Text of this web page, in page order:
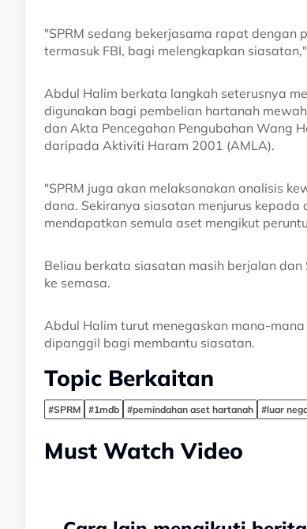
"SPRM sedang bekerjasama rapat
termasuk FBI, bagi melengkapkan
Abdul Halim berkata langkah seterusnya
digunakan bagi pembelian hartanah
dan Akta Pencegahan Pengubahan Wang
daripada Aktiviti Haram 2001 (AMLA).
"SPRM juga akan melaksanakan analisis
dana. Sekiranya siasatan menjurus
mendapatkan semula aset mengikut
Beliau berkata siasatan masih berjalan
ke semasa.
Abdul Halim turut menegaskan mana-
dipanggil bagi membantu siasatan.
Topic Berkaitan
#SPRM #1mdb #pemindahan aset hartanah #luar
Must Watch Video